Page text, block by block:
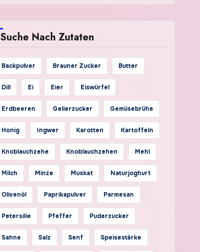
Suche Nach Zutaten
Backpulver Brauner Zucker Butter
Dill Ei Eier Eiswürfel
Erdbeeren Gelierzucker Gemüsebrühe
Honig Ingwer Karotten Kartoffeln
Knoblauchzehe Knoblauchzehen Mehl
Milch Minze Muskat Naturjoghurt
Olivenöl Paprikapulver Parmesan
Petersilie Pfeffer Puderzucker
Sahne Salz Senf Speisestärke